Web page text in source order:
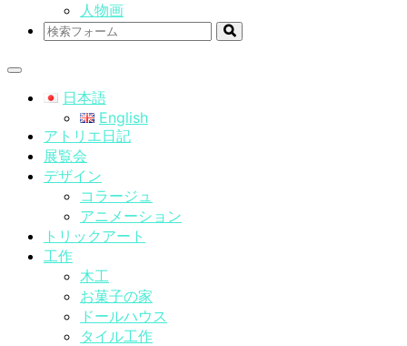
人物画
検
日本語
English
アトリエ日記
展覧会
デザイン
コラージュ
アニメーション
トリックアート
工作
木工
お菓子の家
ドールハウス
タイル工作